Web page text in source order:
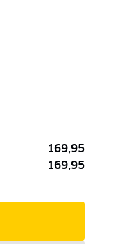
169,95
169,95